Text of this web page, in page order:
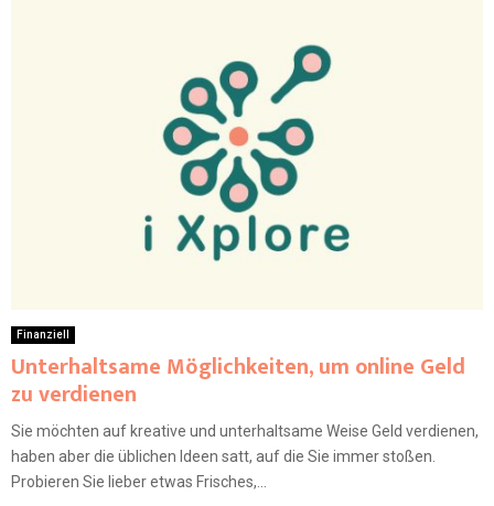
Finanziell
Unterhaltsame Möglichkeiten, um online Geld
zu verdienen
Sie möchten auf kreative und unterhaltsame Weise Geld verdienen,
haben aber die üblichen Ideen satt, auf die Sie immer stoßen.
Probieren Sie lieber etwas Frisches,...